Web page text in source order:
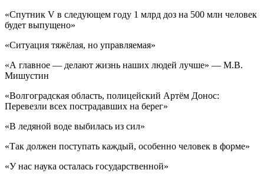
«Спутник V в следующем году 1 млрд доз на 500 млн человек
будет выпущено»
«Ситуация тяжёлая, но управляемая»
«А главное — делают жизнь наших людей лучше» — М.В.
Мишустин
«Волгоградская область, полицейский Артём Донос:
Перевезли всех пострадавших на берег»
«В ледяной воде выбилась из сил»
«Так должен поступать каждый, особенно человек в форме»
«У нас наука осталась государственной»